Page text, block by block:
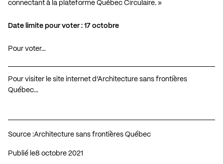
connectant à la plateforme Québec Circulaire. »
Date limite pour voter : 17 octobre
Pour voter…
Pour visiter le site internet d’Architecture sans frontières
Québec…
Source :Architecture sans frontières Québec
Publié le 8 octobre 2021